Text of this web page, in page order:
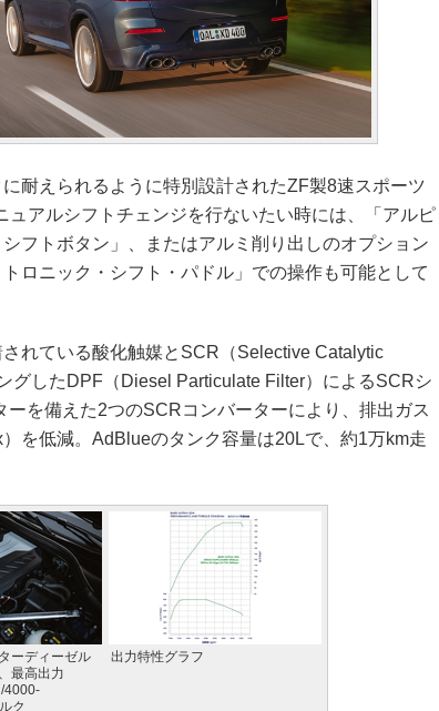
耐えられるように特別設計されたZF製8速スポーツ
ュアルシフトチェンジを行ないたい時には、「アルピ
フトボタン」、またはアルミ削り出しのオプション
ロニック・シフト・パドル」での操作も可能として
れている酸化触媒とSCR（Selective Catalytic
グしたDPF（Diesel Particulate Filter）によるSCRシ
ーを備えた2つのSCRコンバーターにより、排出ガス
を低減。AdBlueのタンク容量は20Lで、約1万km走
ーディーゼル
最高出力
4000-
ク
出力特性グラフ